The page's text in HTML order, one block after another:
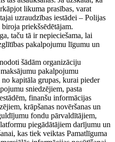
likuma prasības, varat
uzraudzības iestādei – Polijas
priekšsēdētājam.
taču tā ir nepieciešama, lai
pakalpojumu līgumu un
šādām organizāciju
pakalpojumu
kapitāla grupas, kurai pieder
sniedzējiem, pasta
finanšu informācijas
krāpšanas novēršanas un
fondu pārvaldītājiem,
piegādātājiem darījumu un
kas tiek veiktas Pamatlīguma